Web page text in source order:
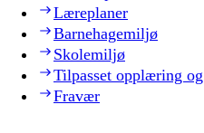
Læreplaner
Barnehagemiljø
Skolemiljø
Tilpasset opplæring
Fravær